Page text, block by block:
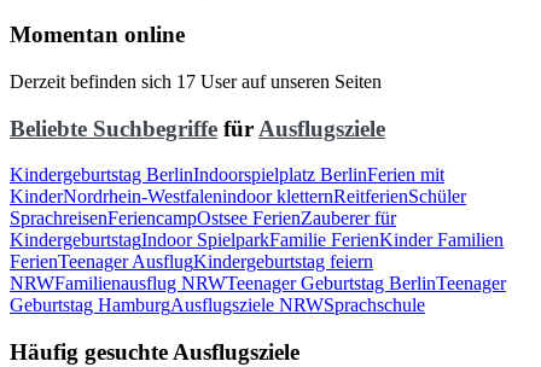
Momentan online
Derzeit befinden sich 17 User auf unseren Seiten
Beliebte Suchbegriffe für Ausflugsziele
Kindergeburtstag BerlinIndoorspielplatz BerlinFerien mit
KinderNordrhein-Westfalenindoor kletternReitferienSchüler
SprachreisenFeriencampOstsee FerienZauberer für
KindergeburtstagIndoor SpielparkFamilie FerienKinder Familien
FerienTeenager AusflugKindergeburtstag feiern
NRWFamilienausflug NRWTeenager Geburtstag BerlinTeenager
Geburtstag HamburgAusflugsziele NRWSprachschule
Häufig gesuchte Ausflugsziele